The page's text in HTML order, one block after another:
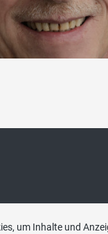
um Inhalte und